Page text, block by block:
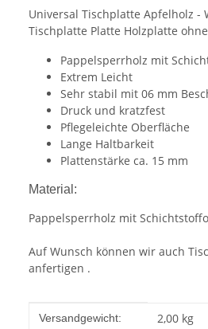
Universal Tischplatte Apfelholz -
Tischplatte Platte Holzplatte
Pappelsperrholz mit
Extrem Leicht
Sehr stabil mit 06 mm
Druck und kratzfest
Pflegeleichte Oberfläche
Lange Haltbarkeit
Plattenstärke ca. 15 mm
Material:
Pappelsperrholz mit
Auf Wunsch können wir auch
anfertigen .
Produkteigenschaft
Wert
Versandgewicht: 2,00 kg